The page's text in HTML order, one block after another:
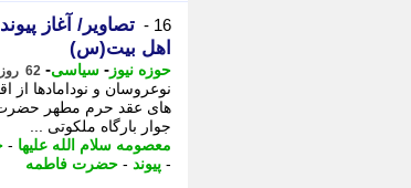
16 -
تصاویر/ آغاز
اهل بیت(س)
حوزه نیوز - سیاسی- 62 روز پیش - شنبه 16 خرداد 1405، 00:32
نوعروسان و نودامادها
های عقد حرم مطهر حضرت
جوار بارگاه ملکوتی ...
معصومه سلام الله علیها -
- پیوند - حضرت فاطمه